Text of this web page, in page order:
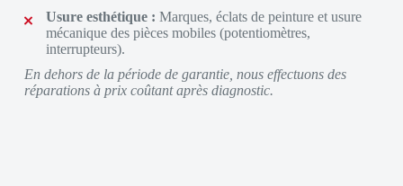
Usure esthétique : Marques, éclats de peinture et usure
mécanique des pièces mobiles (potentiomètres,
interrupteurs).
En dehors de la période de garantie, nous effectuons des
réparations à prix coûtant après diagnostic.